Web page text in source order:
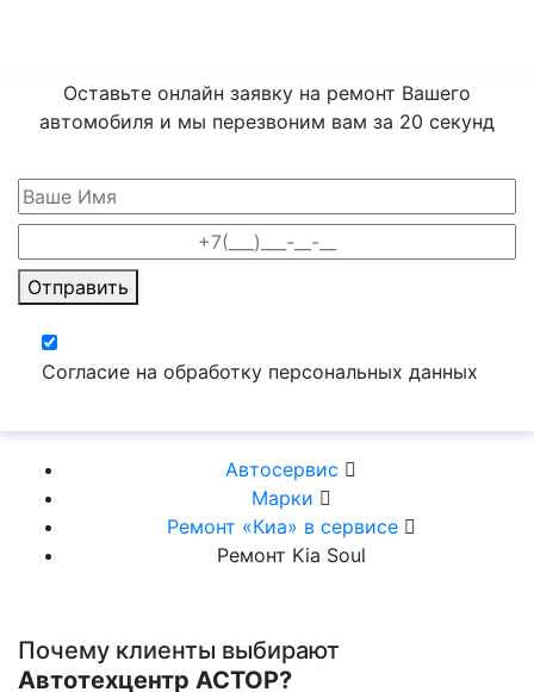
Оставьте онлайн заявку на ремонт Вашего
автомобиля и мы перезвоним вам за 20 секунд
Отправить
Согласие на обработку персональных данных
Автосервис
Марки
Ремонт «Киа» в сервисе
Ремонт Kia Soul
Почему клиенты выбирают
Автотехцентр АСТОР?